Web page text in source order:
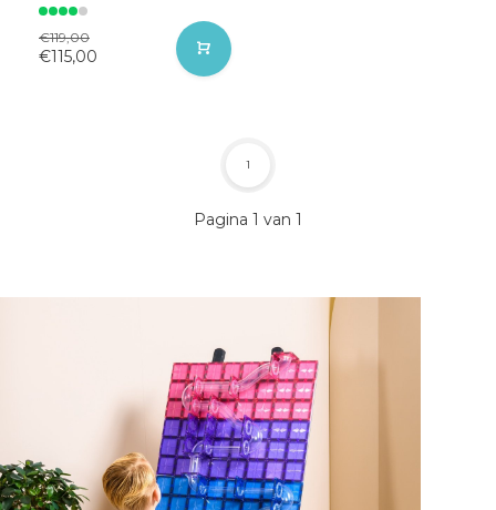
€119,00
€115,00
Pagina 1 van 1
1